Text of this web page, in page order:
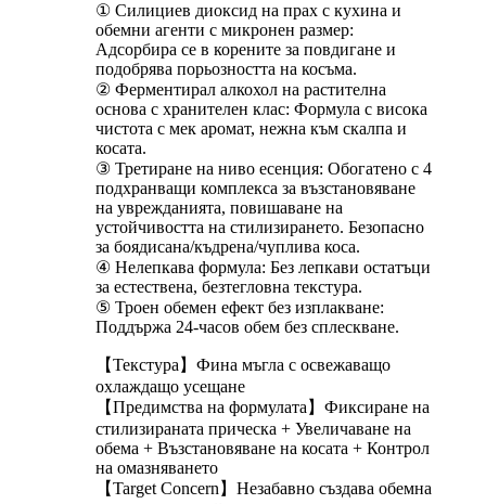
① Силициев диоксид на прах с кухина и
обемни агенти с микронен размер:
Адсорбира се в корените за повдигане и
подобрява порьозността на косъма.
② Ферментирал алкохол на растителна
основа с хранителен клас: Формула с висока
чистота с мек аромат, нежна към скалпа и
косата.
③ Третиране на ниво есенция: Обогатено с 4
подхранващи комплекса за възстановяване
на уврежданията, повишаване на
устойчивостта на стилизирането. Безопасно
за боядисана/къдрена/чуплива коса.
④ Нелепкава формула: Без лепкави остатъци
за естествена, безтегловна текстура.
⑤ Троен обемен ефект без изплакване:
Поддържа 24-часов обем без сплескване.
【Текстура】Фина мъгла с освежаващо
охлаждащо усещане
【Предимства на формулата】Фиксиране на
стилизираната прическа + Увеличаване на
обема + Възстановяване на косата + Контрол
на омазняването
【Target Concern】Незабавно създава обемна